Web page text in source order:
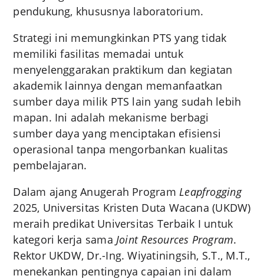
pendukung, khususnya laboratorium.
Strategi ini memungkinkan PTS yang tidak
memiliki fasilitas memadai untuk
menyelenggarakan praktikum dan kegiatan
akademik lainnya dengan memanfaatkan
sumber daya milik PTS lain yang sudah lebih
mapan. Ini adalah mekanisme berbagi
sumber daya yang menciptakan efisiensi
operasional tanpa mengorbankan kualitas
pembelajaran.
Dalam ajang Anugerah Program Leapfrogging
2025, Universitas Kristen Duta Wacana (UKDW)
meraih predikat Universitas Terbaik I untuk
kategori kerja sama Joint Resources Program.
Rektor UKDW, Dr.-Ing. Wiyatiningsih, S.T., M.T.,
menekankan pentingnya capaian ini dalam